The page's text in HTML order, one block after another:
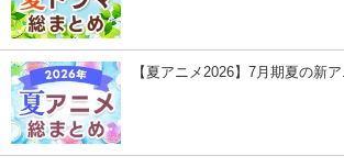
【夏アニメ2026】7月期夏の新